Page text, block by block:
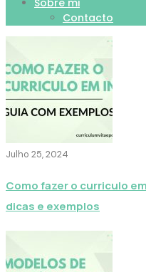
Sobre mi
Contacto
Julho 25, 2024
Como fazer o curriculo
dicas e exemplos